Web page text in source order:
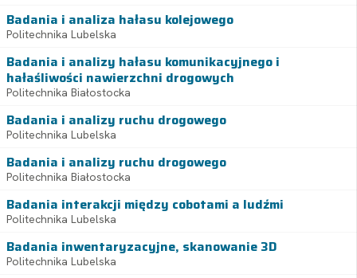
Badania i analiza hałasu kolejowego
Politechnika Lubelska
Badania i analizy hałasu komunikacyjnego i
hałaśliwości nawierzchni drogowych
Politechnika Białostocka
Badania i analizy ruchu drogowego
Politechnika Lubelska
Badania i analizy ruchu drogowego
Politechnika Białostocka
Badania interakcji między cobotami a ludźmi
Politechnika Lubelska
Badania inwentaryzacyjne, skanowanie 3D
Politechnika Lubelska